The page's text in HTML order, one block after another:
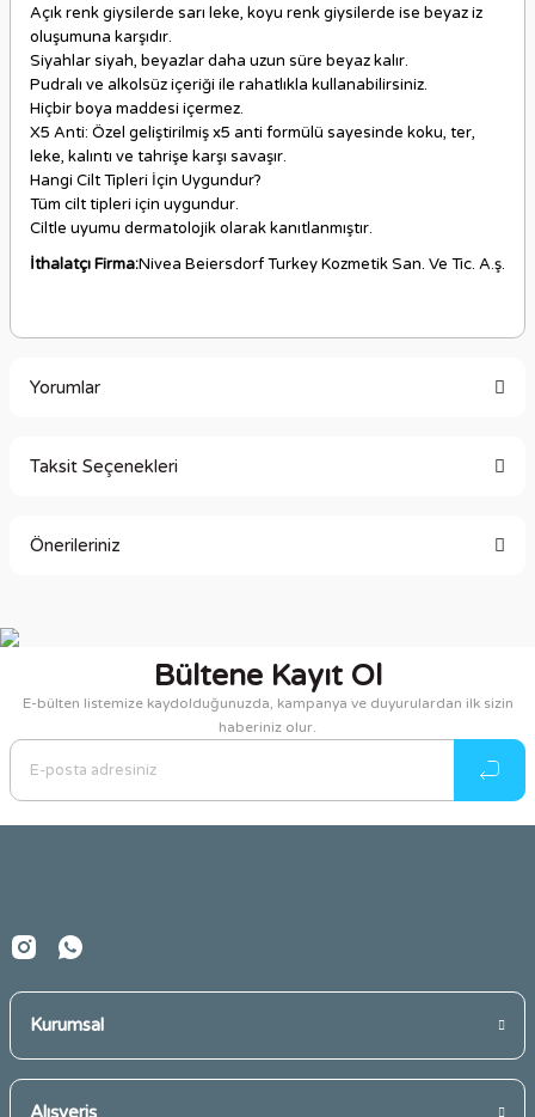
Açık renk giysilerde sarı leke, koyu renk giysilerde ise beyaz iz
oluşumuna karşıdır.
Siyahlar siyah, beyazlar daha uzun süre beyaz kalır.
Pudralı ve alkolsüz içeriği ile rahatlıkla kullanabilirsiniz.
Hiçbir boya maddesi içermez.
X5 Anti: Özel geliştirilmiş x5 anti formülü sayesinde koku, ter,
leke, kalıntı ve tahrişe karşı savaşır.
Hangi Cilt Tipleri İçin Uygundur?
Tüm cilt tipleri için uygundur.
Ciltle uyumu dermatolojik olarak kanıtlanmıştır.
İthalatçı Firma:Nivea Beiersdorf Turkey Kozmetik San. Ve Tic. A.ş.
Yorumlar
Taksit Seçenekleri
Önerileriniz
Görüş ve önerileriniz için teşekkür ederiz.
Ürün resmi kalitesiz, bozuk veya görüntülenemiyor.
Ürün açıklamasında eksik bilgiler bulunuyor.
Ürün bilgilerinde hatalar bulunuyor.
Bültene Kayıt Ol
E-bülten listemize kaydolduğunuzda, kampanya ve duyurulardan ilk sizin
haberiniz olur.
Kurumsal
Alışveriş